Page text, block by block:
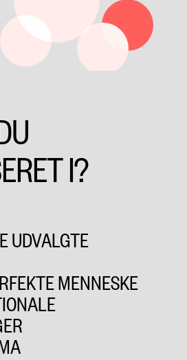
I?
UDVALGTE
MENNESKE